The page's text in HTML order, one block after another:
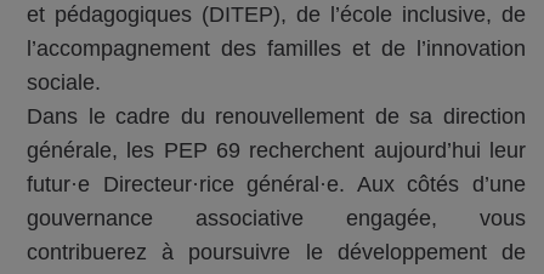
et pédagogiques (DITEP), de l’école inclusive, de
l’accompagnement des familles et de l’innovation
sociale.
Dans le cadre du renouvellement de sa direction
générale, les PEP 69 recherchent aujourd’hui leur
futur·e Directeur·rice général·e. Aux côtés d’une
gouvernance associative engagée, vous
contribuerez à poursuivre le développement de